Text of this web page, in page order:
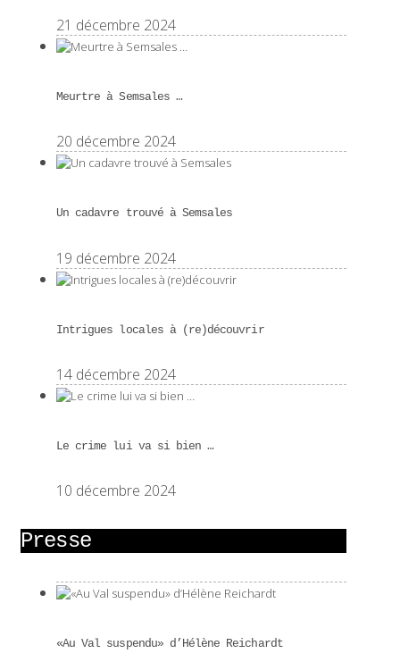
21 décembre 2024
Meurtre à Semsales …
20 décembre 2024
Un cadavre trouvé à Semsales
19 décembre 2024
Intrigues locales à (re)découvrir
14 décembre 2024
Le crime lui va si bien …
10 décembre 2024
Presse
«Au Val suspendu» d’Hélène Reichardt